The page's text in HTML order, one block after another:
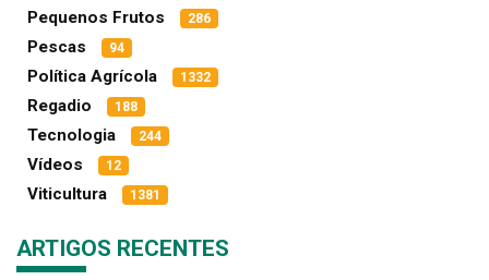
Pequenos Frutos 286
Pescas 94
Política Agrícola 1332
Regadio 188
Tecnologia 244
Vídeos 12
Viticultura 1381
ARTIGOS RECENTES